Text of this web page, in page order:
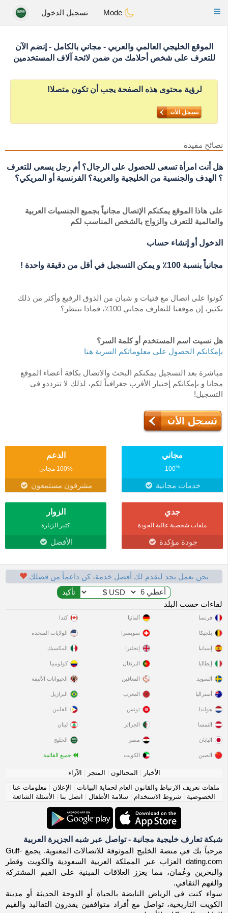
GulfDating
Toggle
تسجيل الدخول
الموقع الخليجي العالمي والعربي - مجاني بالكامل - إنضم الآن
للتعرف على شخص أحلامك من ضمن لائحة آلاف المستخدمين
لرؤية محتوى هذه الصفحة يجب أن تكون متصلا!
نصائح مفيدة
هل أنت امرأة تسعى للحصول على الرجال؟ أم رجل يسعى للتعرف
؟ الهدف والجنسية من الخليجية والعربية؟ الفرنسية أو المريكي؟
على هاذا الموقع يمكنكم الإتصال مجانياً بجميع الجنسيات العربية
والعالمية للتعرف والزواج بالشخص المناسب لكم
الدخول أو إنشاء حساب
مجانياً بنسبة 100٪ و يمكن التسجيل في أقل من دقيقة واحدة !
كونوا على اتصال مع فتيات و شبان من الذوق الرفيع وأكثر من ذلك
بكثير، إن موقعنا للتعارف مجاني 100٪، فماذا تنتظر؟
هل نسيت اسم المستخدم أو كلمة السر؟
بإمكانكم الحصول على معلوماتكم السرية هنا
مباشرة بعد التسجيل يمكنكم البحث والاتصال بكافة أعضاء الموقع
مجانا و بإمكانكم إختيار الأقرب جغرافياً لكم، لذلك لا تترددو في
التسجيل!
مجاني
100%
خدمات مجانية
الدعم
100% مجاني
مشرفون مستمعون
جدي
ملفات شخصية عالية الجودة
جودة مؤكدة
الزوار
كثير الزيارة
الأفضل
نحن نعمل بجد لنقدم لك أفضل خدمة، كن داعماً من فضلك
لقاءات حسب البلد
فرنسا
بلجيكا
إسبانيا
إيطاليا
السويد
ألمانيا
سويسرا
إنجلترا
البرتغال
المعاقين
كندا
الولايات المتحدة
المكسيك
كولومبيا
الحيوانات الأليفة
أستراليا
هولندا
النمسا
اليابان
الصين
المغرب
تونس
الجزائر
مصر
الكويت
البرازيل
الفلبين
لبنان
الخليج
جميع القائمة
الأخبار | المحتالون | المتجر | الآراء
ملفات تعريف الارتباط والقانون العام لحماية البيانات | الإعلان | معلومات عنا |
الخصوصية | شروط الاستخدام | سلامة الأطفال | اتصل بنا | الأسئلة الشائعة
شبكة تعارف خليجية مجانية - تواصل عبر شبه الجزيرة العربية
مرحباً بك في منصة الخليج الموثوقة للاتصالات المعنوية. يجمع Gulf-
dating.com العزاب عبر المملكة العربية السعودية والكويت وقطر
والبحرين وعُمان، مما يعزز العلاقات المبنية على القيم المشتركة
والفهم الثقافي.
سواء كنت في الرياض النابضة بالحياة أو الدوحة الحديثة أو مدينة
الكويت التاريخية، تواصل مع أفراد متوافقين يقدرون التقاليد والقيم